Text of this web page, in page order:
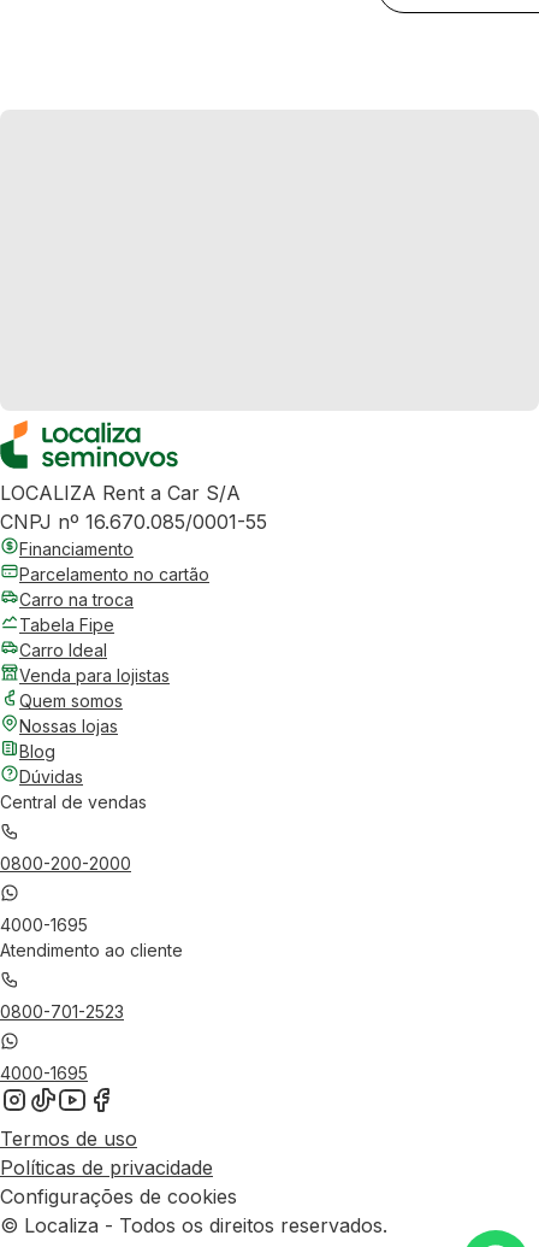
LOCALIZA Rent a Car S/A
CNPJ nº 16.670.085/0001-55
Financiamento
Parcelamento no cartão
Carro na troca
Tabela Fipe
Carro Ideal
Venda para lojistas
Quem somos
Nossas lojas
Blog
Dúvidas
Central de vendas
0800-200-2000
4000-1695
Atendimento ao cliente
0800-701-2523
4000-1695
Termos de uso
Políticas de privacidade
Configurações de cookies
© Localiza - Todos os direitos reservados.